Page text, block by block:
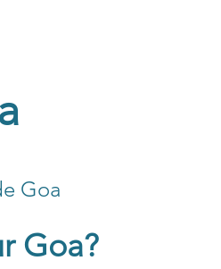
Goa
Goa?